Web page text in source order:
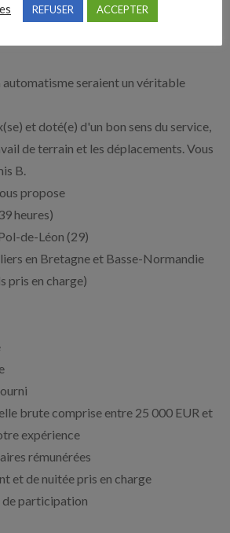
automatisme seraient un véritable
et doté(e) d'un bon sens du service,
de terrain et les déplacements. Vous
B.
propose
heures)
de-Léon (29)
en Bretagne et Basse-Normandie
pris en charge)
brute comprise entre 25 000 EUR et
expérience
rémunérées
et de nuitée pris en charge
participation
REFUSER ACCEPTER